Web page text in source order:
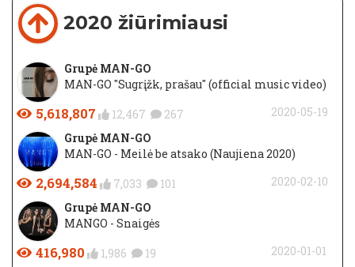
2020 žiūrimiausi
Grupė MAN-GO
MAN-GO "Sugrįžk, prašau" (official music video)
5,618,807 12,467 267
2020-05-19
Grupė MAN-GO
MAN-GO - Meilė be atsako (Naujiena 2020)
2,694,584 7,033 101
2020-02-10
Grupė MAN-GO
MANGO - Snaigės
416,980 1,986 19 2020-01-01